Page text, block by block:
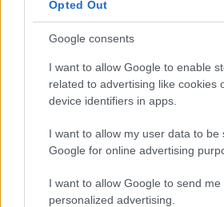
Opted Out
Google consents
I want to allow Google to enable
related to advertising like cookies
device identifiers in apps.
I want to allow my user data to be
Google for online advertising
I want to allow Google to send me
personalized advertising.
Continua a leggere